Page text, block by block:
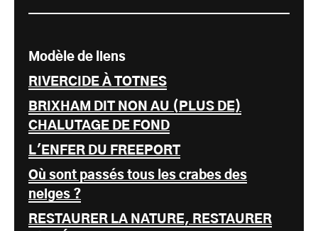
Modèle de liens
RIVERCIDE À TOTNES
BRIXHAM DIT NON AU (PLUS DE)
CHALUTAGE DE FOND
L'ENFER DU FREEPORT
Où sont passés tous les crabes des
neiges ?
RESTAURER LA NATURE, RESTAURER